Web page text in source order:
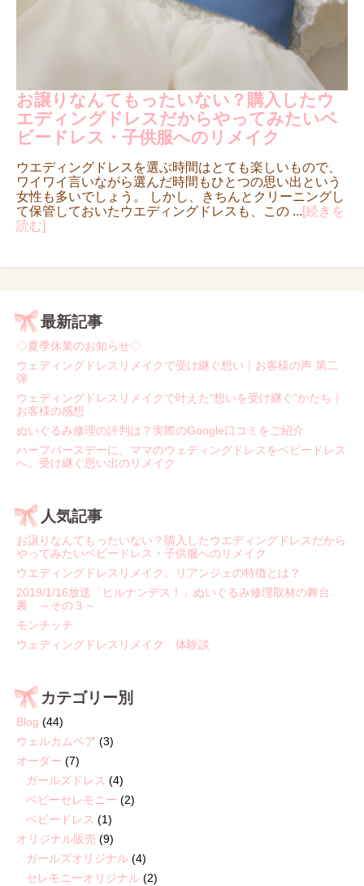
お譲りなんてもったいない？購入したウ
エディングドレスだからやってみたいベ
ビードレス・子供服へのリメイク
ウエディングドレスを選ぶ時間はとても楽しいもので、
ワイワイ言いながら選んだ時間もひとつの思い出という
女性も多いでしょう。 しかし、きちんとクリーニングし
て保管しておいたウエディングドレスも、この ...[続きを
読む]
最新記事
◇夏季休業のお知らせ◇
ウェディングドレスリメイクで受け継ぐ想い｜お客様の声 第二
弾
ウェディングドレスリメイクで叶えた“想いを受け継ぐ”かたち｜
お客様の感想
ぬいぐるみ修理の評判は？実際のGoogle口コミをご紹介
ハーフバースデーに、ママのウェディングドレスをベビードレス
へ。受け継ぐ思い出のリメイク
人気記事
お譲りなんてもったいない？購入したウエディングドレスだから
やってみたいベビードレス・子供服へのリメイク
ウエディングドレスリメイク。リアンジェの特徴とは？
2019/1/16放送「ヒルナンデス！」ぬいぐるみ修理取材の舞台
裏 ～その３～
モンチッチ
ウェディングドレスリメイク 体験談
カテゴリー別
Blog (44)
ウェルカムベア (3)
オーダー (7)
ガールズドレス (4)
ベビーセレモニー (2)
ベビードレス (1)
オリジナル販売 (9)
ガールズオリジナル (4)
セレモニーオリジナル (2)